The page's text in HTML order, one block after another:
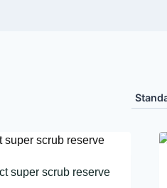
super scrub reserve